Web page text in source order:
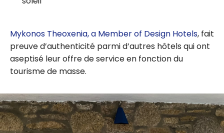
Mykonos Theoxenia, a Member of Design Hotels, fait
preuve d’authenticité parmi d’autres hôtels qui ont
aseptisé leur offre de service en fonction du
tourisme de masse.